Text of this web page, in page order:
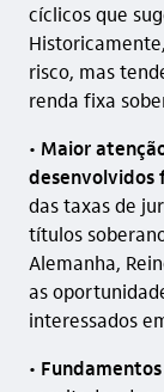
cíclicos que
risco, mas
renda fixa
• Maior
desenvolvidos
das taxas de
títulos
Alemanha,
as
interessados
•